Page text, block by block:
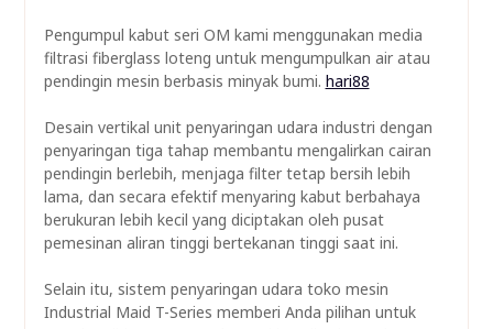
Pengumpul kabut seri OM kami menggunakan media
filtrasi fiberglass loteng untuk mengumpulkan air atau
pendingin mesin berbasis minyak bumi. hari88
Desain vertikal unit penyaringan udara industri dengan
penyaringan tiga tahap membantu mengalirkan cairan
pendingin berlebih, menjaga filter tetap bersih lebih
lama, dan secara efektif menyaring kabut berbahaya
berukuran lebih kecil yang diciptakan oleh pusat
pemesinan aliran tinggi bertekanan tinggi saat ini.
Selain itu, sistem penyaringan udara toko mesin
Industrial Maid T-Series memberi Anda pilihan untuk